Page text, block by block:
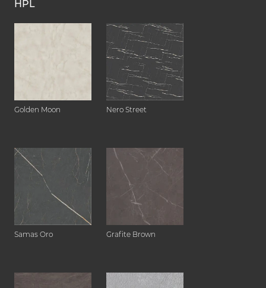
HPL
Golden Moon Nero Street
Samas Oro Grafite Brown